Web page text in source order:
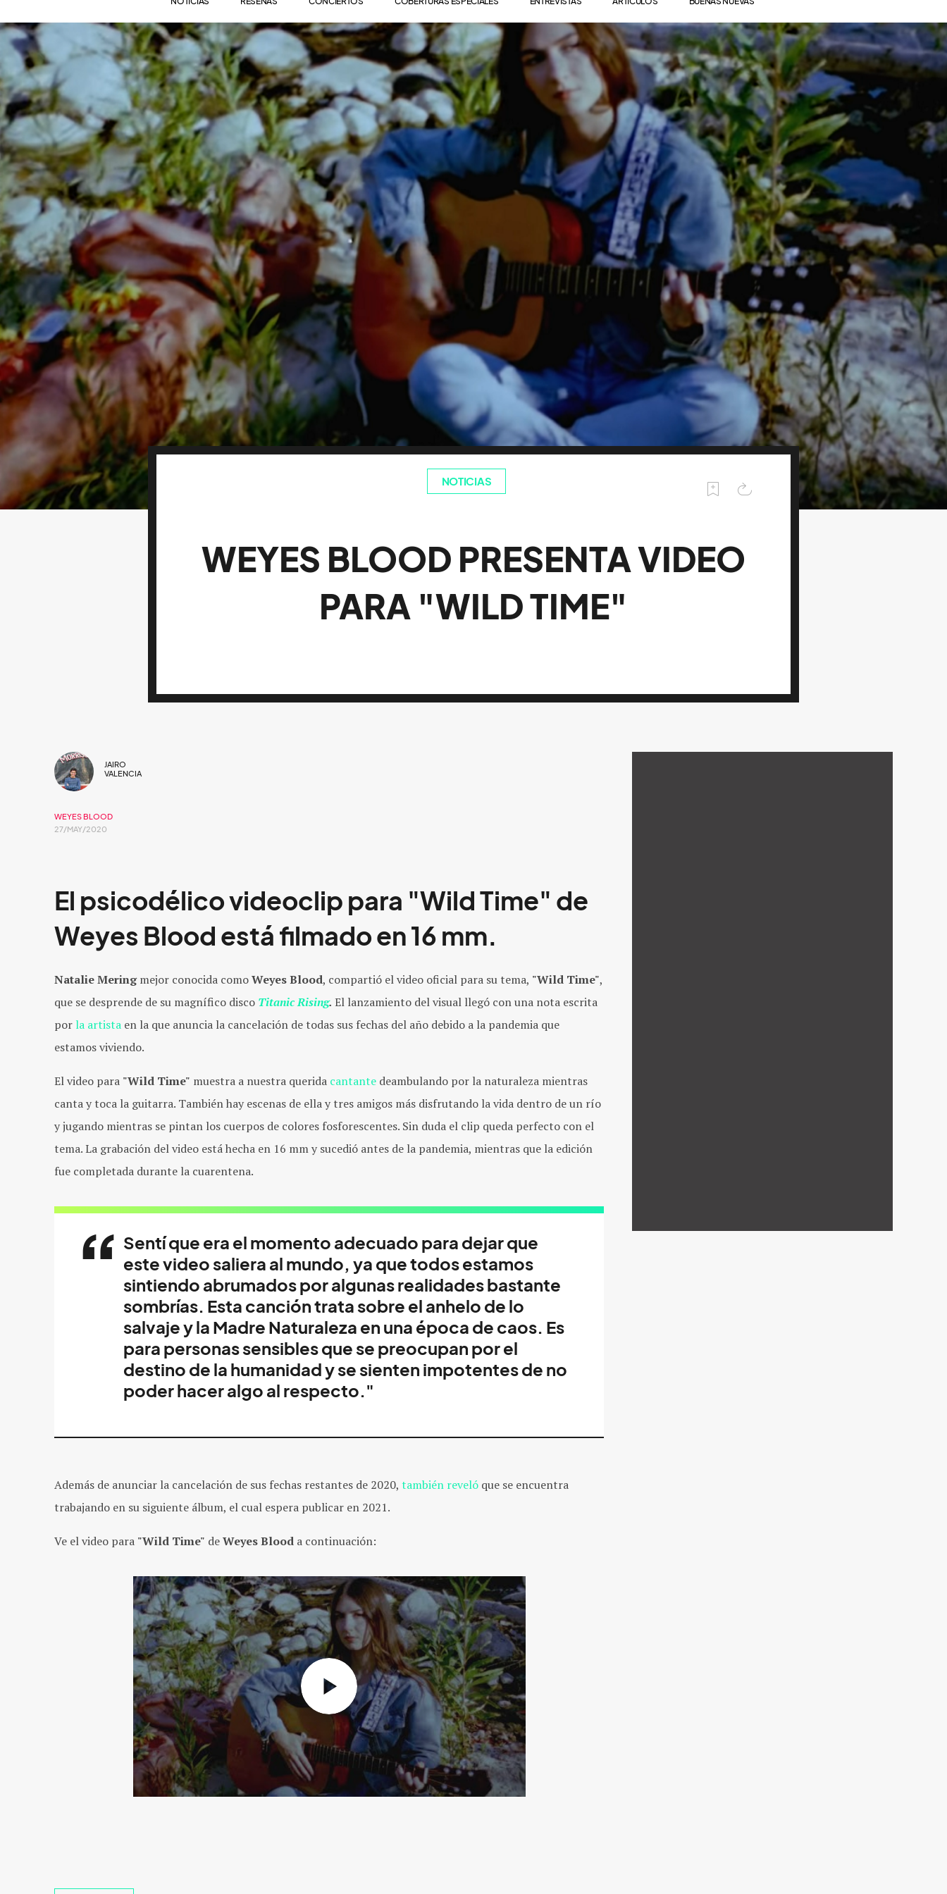
NOTICIAS
WEYES BLOOD PRESENTA VIDEO
PARA "WILD TIME"
JAIRO
VALENCIA
WEYES BLOOD
27/MAY/2020
El psicodélico videoclip para "Wild Time" de
Weyes Blood está filmado en 16 mm.
Natalie Meringmejor conocida comoWeyes Blood, compartió el video oficial para su tema, "Wild Time",
que se desprende de su magnífico disco Titanic Rising. El lanzamiento del visual llegó con una nota escrita
por la artista en la que anuncia la cancelación de todas sus fechas del año debido a la pandemia que
estamos viviendo.
El video para "Wild Time" muestra a nuestra querida cantante deambulando por la naturaleza mientras
canta y toca la guitarra. También hay escenas de ella y tres amigos más disfrutando la vida dentro de un río
y jugando mientras se pintan los cuerpos de colores fosforescentes. Sin duda el clip queda perfecto con el
tema. La grabación del video está hecha en 16 mm y sucedió antes de la pandemia, mientras que la edición
fue completada durante la cuarentena.
Sentí que era el momento adecuado para dejar que
este video saliera al mundo, ya que todos estamos
sintiendo abrumados por algunas realidades bastante
sombrías. Esta canción trata sobre el anhelo de lo
salvaje y la Madre Naturaleza en una época de caos. Es
para personas sensibles que se preocupan por el
destino de la humanidad y se sienten impotentes de no
poder hacer algo al respecto."
Además de anunciar la cancelación de sus fechas restantes de 2020, también reveló que se encuentra
trabajando en su siguiente álbum, el cual espera publicar en 2021.
Ve el video para "Wild Time" deWeyes Blood a continuación: